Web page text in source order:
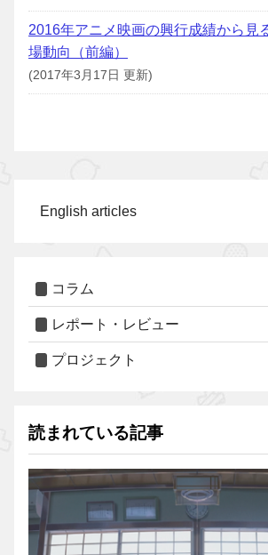
2016年アニメ映画の興行成績から見
場動向（前編）
(2017年3月17日 更新)
English articles
コラム
レポート・レビュー
プロジェクト
読まれている記事